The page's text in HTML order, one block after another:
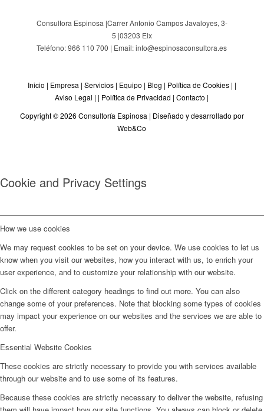
Consultora Espinosa |Carrer Antonio Campos Javaloyes, 3-
5 |03203 Elx
Teléfono: 966 110 700 | Email: info@espinosaconsultora.es
Inicio | Empresa | Servicios| Equipo | Blog | Política de Cookies| |
Aviso Legal | | Política de Privacidad |Contacto |
Copyright © 2026 Consultoría Espinosa | Diseñado y desarrollado por
Web&Co
Cookie and Privacy Settings
How we use cookies
We may request cookies to be set on your device. We use cookies to let us
know when you visit our websites, how you interact with us, to enrich your
user experience, and to customize your relationship with our website.
Click on the different category headings to find out more. You can also
change some of your preferences. Note that blocking some types of cookies
may impact your experience on our websites and the services we are able to
offer.
Essential Website Cookies
These cookies are strictly necessary to provide you with services available
through our website and to use some of its features.
Because these cookies are strictly necessary to deliver the website, refusing